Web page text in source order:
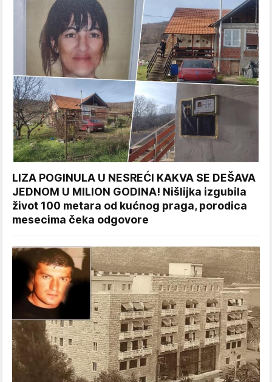
LIZA POGINULA U NESREĆI KAKVA SE DEŠAVA
JEDNOM U MILION GODINA! Nišlijka izgubila
život 100 metara od kućnog praga, porodica
mesecima čeka odgovore